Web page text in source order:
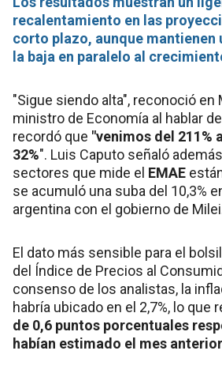
recalentamiento en las
corto plazo, aunque mantienen
la baja en paralelo al
"Sigue siendo alta", reconoció en
ministro de Economía al hablar
recordó que "venimos del 211%
32%". Luis Caputo señaló
sectores que mide el EMAE
se acumuló una suba del 10,3%
argentina con el gobierno de
El dato más sensible para el
del Índice de Precios al
consenso de los analistas, la
habría ubicado en el 2,7%, lo que
de 0,6 puntos porcentuales
habían estimado el mes